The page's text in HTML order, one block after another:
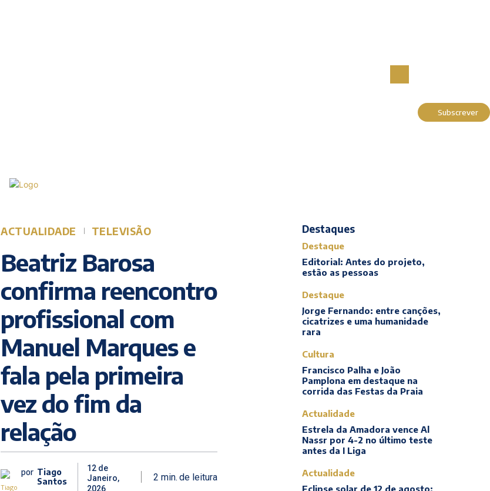
Subscrever
ACTUALIDADE TELEVISÃO
Beatriz Barosa
confirma reencontro
profissional com
Manuel Marques e
fala pela primeira
vez do fim da
relação
por Tiago
Santos
12 de
Janeiro,
2026
2 min. de leitura
Destaques
Destaque
Editorial: Antes do projeto,
estão as pessoas
Destaque
Jorge Fernando: entre canções,
cicatrizes e uma humanidade
rara
Cultura
Francisco Palha e João
Pamplona em destaque na
corrida das Festas da Praia
Actualidade
Estrela da Amadora vence Al
Nassr por 4-2 no último teste
antes da I Liga
Actualidade
Eclipse solar de 12 de agosto: